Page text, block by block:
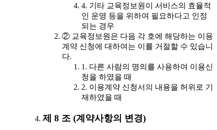
4. 기타 교육정보원이 서비스의 효율적
인 운영 등을 위하여 필요하다고 인정
되는 경우
② 교육정보원은 다음 각 호에 해당하는 이용
계약 신청에 대하여는 이를 거절할 수 있습니
다.
1. 다른 사람의 명의를 사용하여 이용신
청을 하였을 때
2. 이용계약 신청서의 내용을 허위로 기
재하였을 때
제 8 조 (계약사항의 변경)